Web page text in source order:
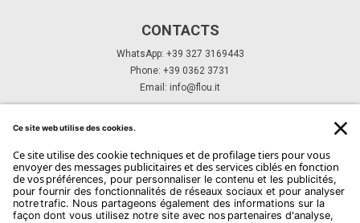
CONTACTS
WhatsApp: +39 327 3169443
Phone: +39 0362 3731
Email: info@flou.it
ABONNEZ-VOUS À NOTRE NEWSLETTER
Abonnez-Vous